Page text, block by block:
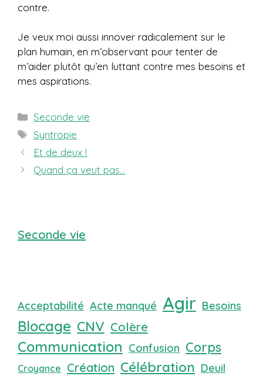
contre.
Je veux moi aussi innover radicalement sur le
plan humain, en m’observant pour tenter de
m’aider plutôt qu’en luttant contre mes besoins et
mes aspirations.
Catégories
Seconde vie
Étiquettes
Syntropie
Et de deux !
Quand ça veut pas…
Seconde vie
Acceptabilité Acte manqué Agir Besoins
Blocage CNV Colère
Communication Confusion Corps
Croyance Création Célébration Deuil